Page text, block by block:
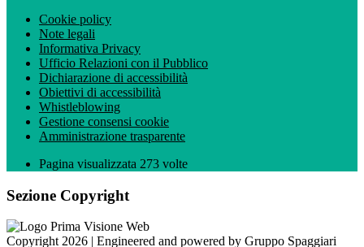
Cookie policy
Note legali
Informativa Privacy
Ufficio Relazioni con il Pubblico
Dichiarazione di accessibilità
Obiettivi di accessibilità
Whistleblowing
Gestione consensi cookie
Amministrazione trasparente
Pagina visualizzata 273 volte
Sezione Copyright
Copyright 2026 | Engineered and powered by Gruppo Spaggiari